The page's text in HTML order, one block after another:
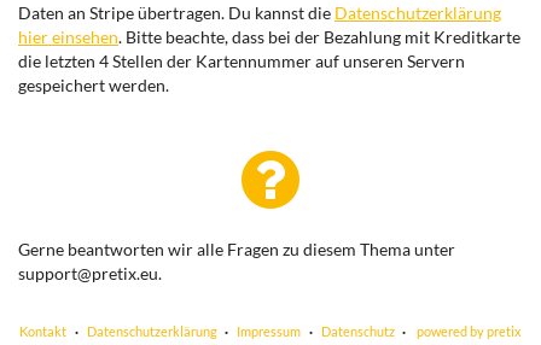
Daten an Stripe übertragen. Du kannst die Datenschutzerklärung
hier einsehen. Bitte beachte, dass bei der Bezahlung mit Kreditkarte
die letzten 4 Stellen der Kartennummer auf unseren Servern
gespeichert werden.
Gerne beantworten wir alle Fragen zu diesem Thema unter
support@pretix.eu.
Kontakt Datenschutzerklärung Impressum Datenschutz powered by pretix